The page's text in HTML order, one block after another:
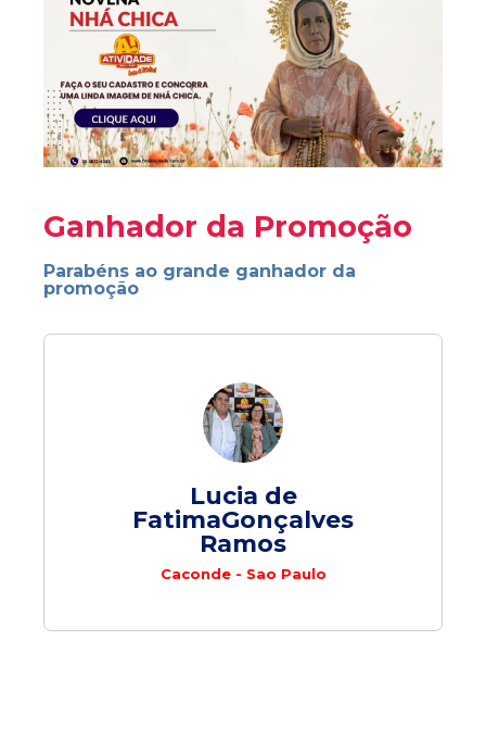
Ganhador da Promoção
Parabéns ao grande ganhador da
promoção
Lucia de
FatimaGonçalves
Ramos
Caconde - Sao Paulo